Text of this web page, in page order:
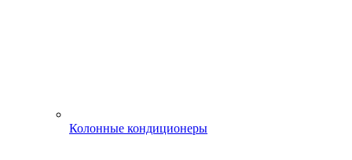
Колонные кондиционеры